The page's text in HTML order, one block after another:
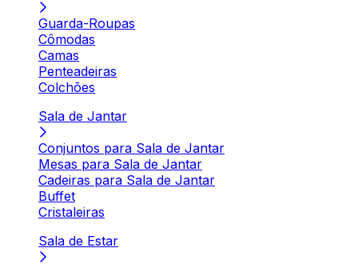
Guarda-Roupas
Cômodas
Camas
Penteadeiras
Colchões
Sala de Jantar
Conjuntos para Sala de Jantar
Mesas para Sala de Jantar
Cadeiras para Sala de Jantar
Buffet
Cristaleiras
Sala de Estar